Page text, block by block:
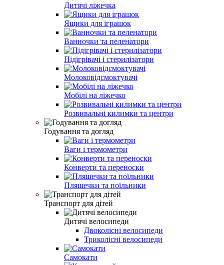
Дитячі ліжечка
Ящики для іграшок
Ванночки та пеленатори
Підігрівачі і стерилізатори
Молоковідсмоктувачі
Мобілі на ліжечко
Розвивальні килимки та центри
Годування та догляд
Ваги і термометри
Конверти та переноски
Пляшечки та поїльники
Транспорт для дітей
Дитячі велосипеди
Двоколісні велосипеди
Триколісні велосипеди
Самокати